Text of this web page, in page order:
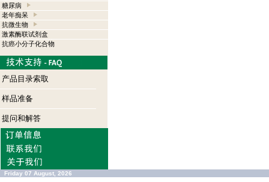
糖尿病
老年痴呆
抗微生物
激素酶联试剂盒
抗癌小分子化合物
产品目录索取
样品准备
提问和解答
Friday 07 August, 2026